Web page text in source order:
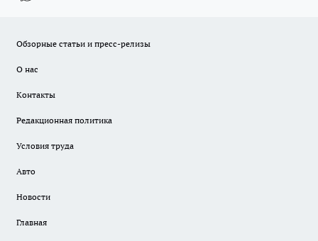
Обзорные статьи и пресс-релизы
О нас
Контакты
Редакционная политика
Условия труда
Авто
Новости
Главная